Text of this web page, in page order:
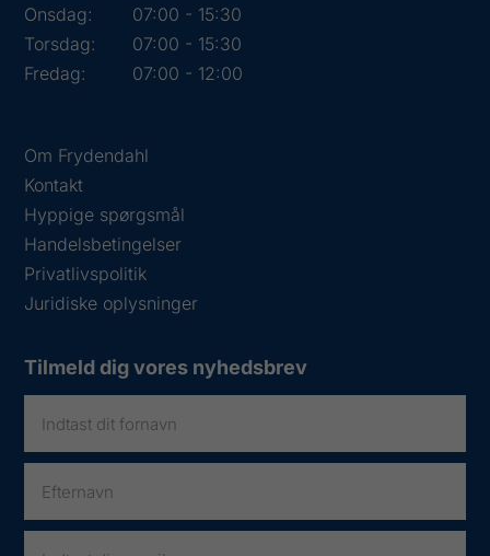
Onsdag:
07:00 - 15:30
Torsdag:
07:00 - 15:30
Fredag:
07:00 - 12:00
Om Frydendahl
Kontakt
Hyppige spørgsmål
Handelsbetingelser
Privatlivspolitik
Juridiske oplysninger
Tilmeld dig vores nyhedsbrev